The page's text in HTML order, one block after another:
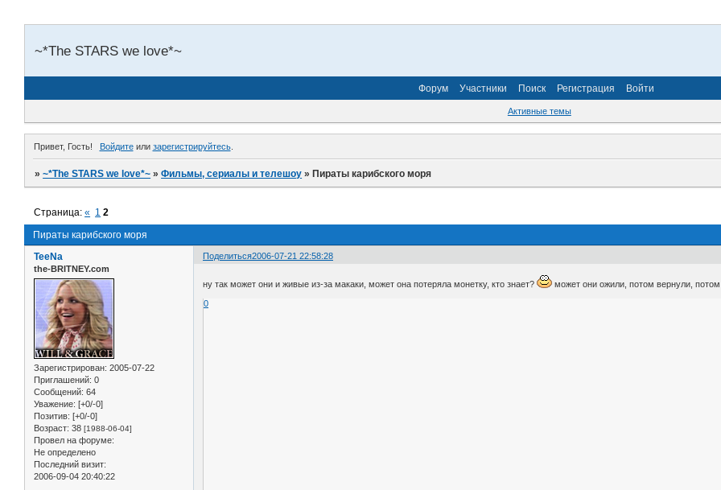
~*The STARS we love*~
Форум Участники Поиск Регистрация Войти
Активные темы
Привет, Гость! Войдитеили зарегистрируйтесь.
»~*The STARS we love*~ »Фильмы, сериалы и телешоу »Пираты карибского моря
Пираты карибского моря
Страница:« 1 2
Поделиться2006-07-21 22:58:28
TeeNa
the-BRITNEY.com
Зарегистрирован: 2005-07-22
Приглашений: 0
Сообщений: 64
Уважение: [+0/-0]
Позитив: [+0/-0]
Возраст: 38 [1988-06-04]
Провел на форуме:
Не определено
Последний визит:
2006-09-04 20:40:22
ну так может они и живые из-за макаки, может она потеряла монетку, кто знает?
может они ожили, потом вернули,
0